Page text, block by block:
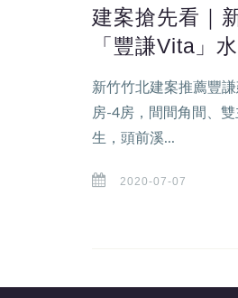
建案搶先看｜
「豐謙Vita」
新竹竹北建案推薦豐
房-4房，間間角間、
生，頭前溪...
2020-07-07